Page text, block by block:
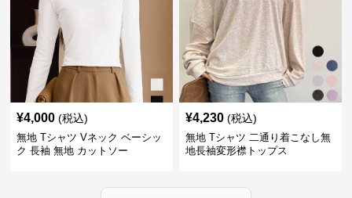
¥4,000 (税込)
無地 Tシャツ Vネック ベーシッ
ク 長袖 無地 カットソー
¥4,230 (税込)
無地 Tシャツ 二通り着こなし無
地長袖変形襟トップス